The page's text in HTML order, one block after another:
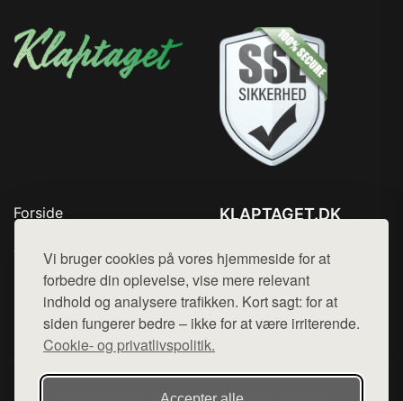
Vi bruger cookies på vores hjemmeside for at
forbedre din oplevelse, vise mere relevant
indhold og analysere trafikken. Kort sagt: for at
siden fungerer bedre – ikke for at være irriterende.
Cookie- og privatlivspolitik.
Forside
Top Rabatter
Blog
Kontakt
KLAPTAGET.DK
Mail: hej@want.dk
Cookie- og privatlivspolitik
Denne side er en del af want.dk, der udgiver en række